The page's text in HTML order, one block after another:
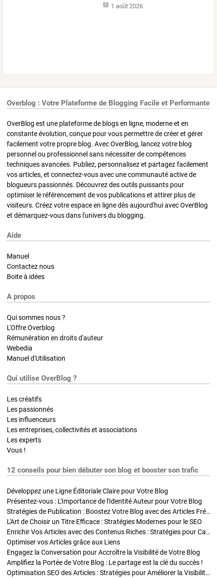
1 août 2026
Overblog : Votre Plateforme de Blogging Facile et Performante
OverBlog est une plateforme de blogs en ligne, moderne et en
constante évolution, conçue pour vous permettre de créer et gérer
facilement votre propre blog. Avec OverBlog, lancez votre blog
personnel ou professionnel sans nécessiter de compétences
techniques avancées. Publiez, personnalisez et partagez facilement
vos articles, et connectez-vous avec une communauté active de
blogueurs passionnés. Découvrez des outils puissants pour
optimiser le référencement de vos publications et attirer plus de
visiteurs. Créez votre espace en ligne dès aujourd'hui avec OverBlog
et démarquez-vous dans l'univers du blogging.
Aide
Manuel
Contactez nous
Boite à idées
A propos
Qui sommes nous ?
L'Offre Overblog
Rémunération en droits d'auteur
Webedia
Manuel d'Utilisation
Qui utilise OverBlog ?
Les créatifs
Les passionnés
Les influenceurs
Les entreprises, collectivités et associations
Les experts
Vous !
12 conseils pour bien débuter son blog et booster son trafic
Développez une Ligne Éditoriale Claire pour Votre Blog
Présentez-vous : L'Importance de l'Identité Auteur pour Votre Blog
Stratégies de Publication : Boostez Votre Blog avec des Articles Fréquents et Exclusifs
L'Art de Choisir un Titre Efficace : Stratégies Modernes pour le SEO
Enrichir Vos Articles avec des Contenus Riches : Stratégies pour Captiver et Optimiser
Optimiser vos Articles grâce aux Liens
Engagez la Conversation pour Accroître la Visibilité de Votre Blog
Amplifiez la Portée de Votre Blog : Le partage est la clé du succès !
Optimisation SEO des Articles : Stratégies pour Améliorer la Visibilité de Votre Blog